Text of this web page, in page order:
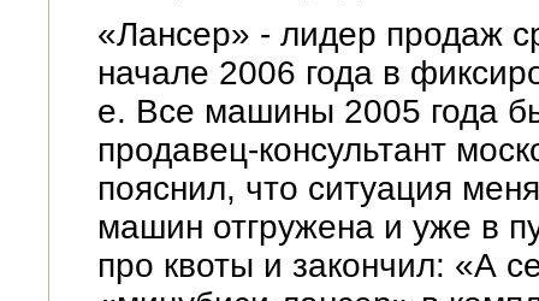
«Лансер» - лидер продаж
начале 2006 года в
е. Все машины 2005 года
продавец-консультант
пояснил, что ситуация
машин отгружена и уже в
про квоты и закончил: «А